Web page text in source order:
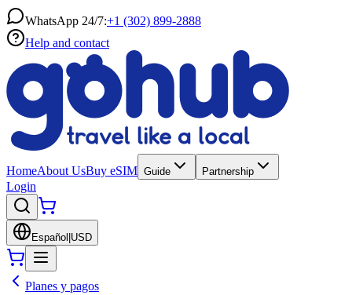
WhatsApp 24/7:+1 (302) 899-2888
Help and contact
HomeAbout UsBuy eSIM Guide Partnership
Login
Español USD
Planes y pagos